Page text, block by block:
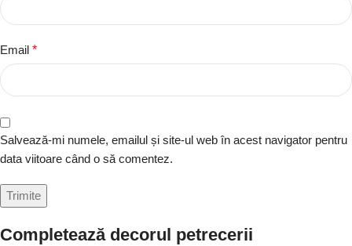
Email *
Salvează-mi numele, emailul și site-ul web în acest navigator pentru
data viitoare când o să comentez.
Completează decorul petrecerii